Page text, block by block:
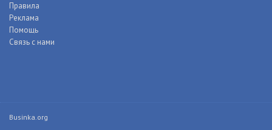
Правила
Реклама
Помощь
Связь с нами
Businka.org